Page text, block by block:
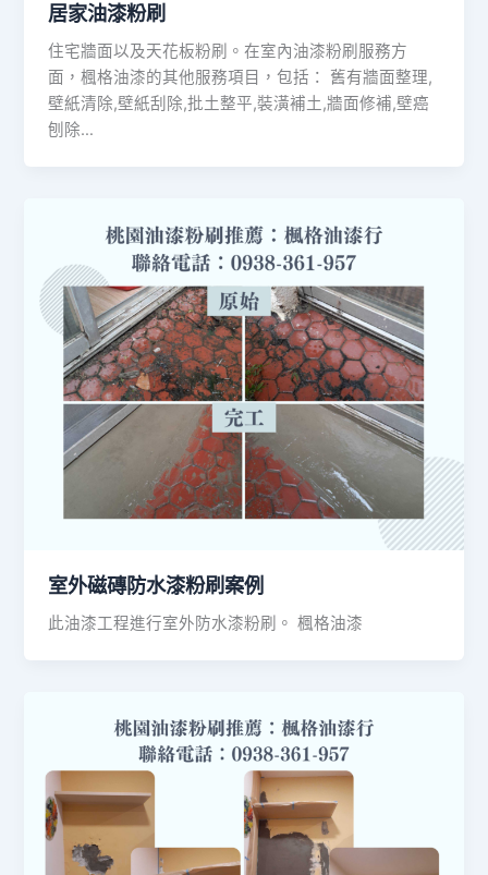
居家油漆粉刷
住宅牆面以及天花板粉刷。在室內油漆粉刷服務方
面，楓格油漆的其他服務項目，包括： 舊有牆面整理,
壁紙清除,壁紙刮除,批土整平,裝潢補土,牆面修補,壁癌
刨除…
室外磁磚防水漆粉刷案例
此油漆工程進行室外防水漆粉刷。 楓格油漆